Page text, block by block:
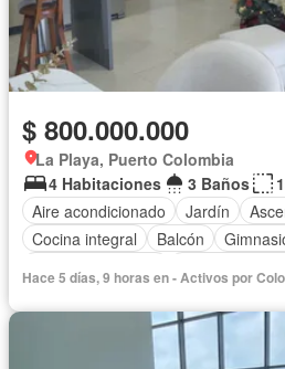
$ 800.000.000
La Playa, Puerto Colombia
4 Habitaciones
3 Baños
Aire acondicionado
Jardín
Cocina integral
Balcón
Hace 5 días, 9 horas en - Activos por